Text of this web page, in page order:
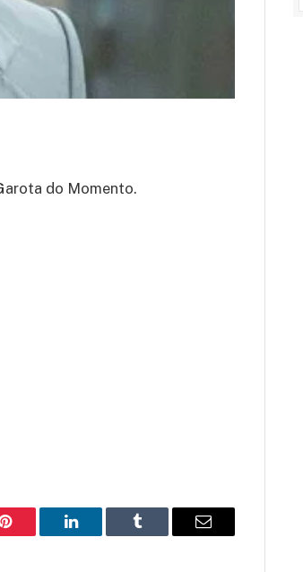
do Momento.
Pinterest LinkedIn Tumblr Email